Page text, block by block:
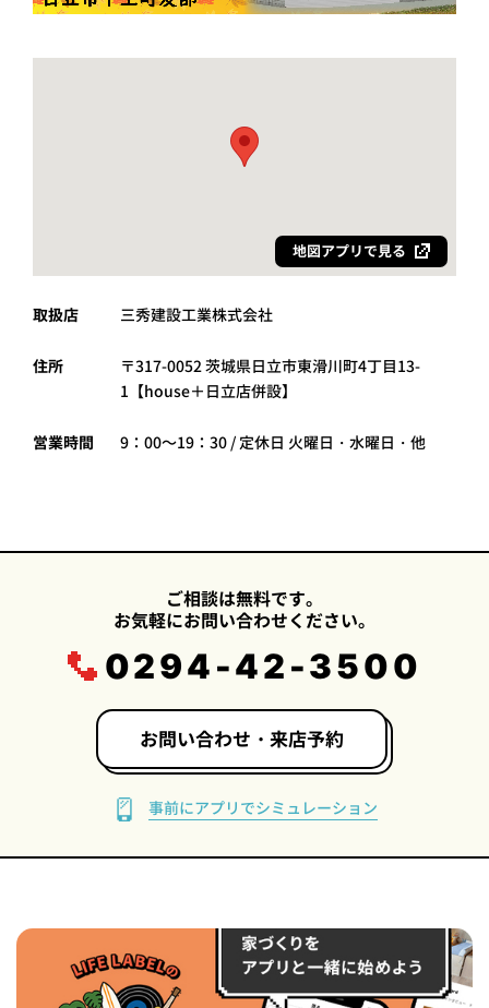
地図アプリで見る
取扱店 三秀建設工業株式会社
住所
〒317-0052 茨城県日立市東滑川町4丁目13-
1【house＋日立店併設】
営業時間 9：00～19：30 / 定休日 火曜日・水曜日・他
ご相談は無料です。
お気軽にお問い合わせください。
0294-42-3500
お問い合わせ・来店予約
事前にアプリでシミュレーション